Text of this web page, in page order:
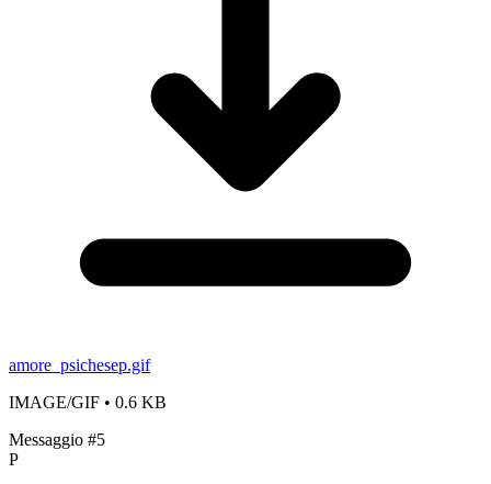
amore_psichesep.gif
IMAGE/GIF • 0.6 KB
Messaggio #5
P